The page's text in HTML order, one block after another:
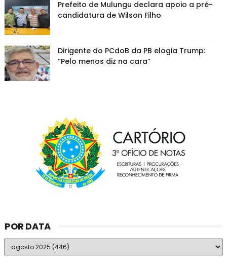
Prefeito de Mulungu declara apoio a pré-
candidatura de Wilson Filho
Dirigente do PCdoB da PB elogia Trump:
“Pelo menos diz na cara”
POR DATA